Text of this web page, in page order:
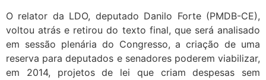
O relator da LDO, deputado Danilo Forte (PMDB-CE),
voltou atrás e retirou do texto final, que será analisado
em sessão plenária do Congresso, a criação de uma
reserva para deputados e senadores poderem viabilizar,
em 2014, projetos de lei que criam despesas sem